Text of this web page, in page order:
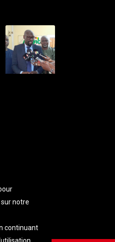
notre
continuant